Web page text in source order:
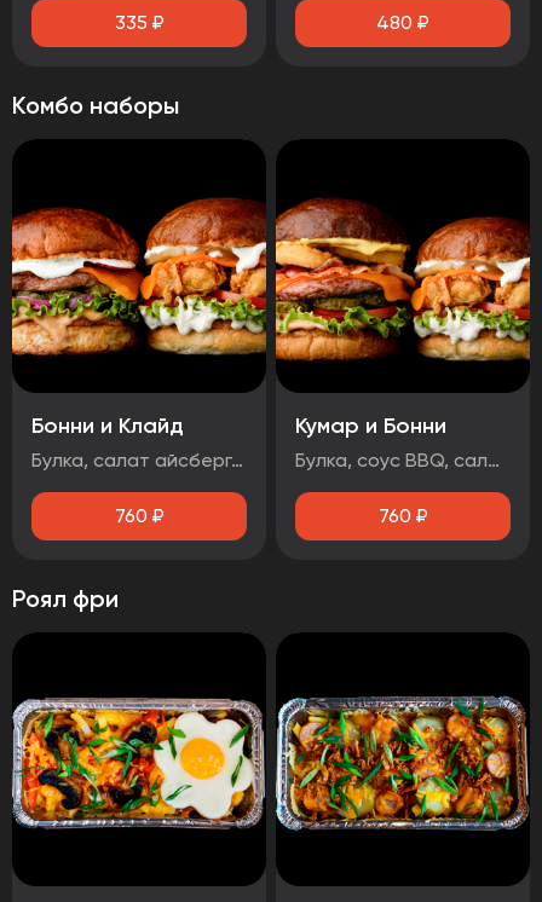
335 ₽ 480 ₽
Комбо наборы
Бонни и Клайд
Булка, салат айсберг, соус дор-блю, помидор, стрипсы, ананас, сыр, соус чесночный Булка, соус BBQ , салат айсберг, огурцы маринованные, лук маринованный, котлета говяжья, сыр, чорризо, соус чесночный
760 ₽
Кумар и Бонни
Булка, соус BBQ, салат айсберг, помидор, огурцы маринованные, котлета говяжья, сыр, луковые кольца, бекон, соус медово-горчичный Булка, салат айсберг, соус дор-блю, помидоры, стрипсы, ананас, сыр, соус чесночный
760 ₽
Роял фри